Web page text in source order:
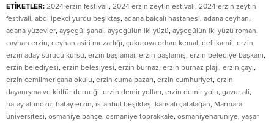
ETİKETLER: 2024 erzin festivali, 2024 erzin zeytin estivali, 2024 erzin zeytin
festivali, abdi ipekci yurdu beşiktaş, adana balcalı hastanesi, adana ceyhan,
adana yüzevler, ayşegül şanal, ayşegülün iki yüzü, ayşegülün iki yüzü roman,
cayhan erzin, ceyhan asiri mezarlığı, çukurova orhan kemal, deli kamil, erzin,
erzin aday sürücü kursu, erzin başlamaı, erzin başlamış, erzin belediye başkanı,
erzin belediyesi, erzin belesiyesi, erzin burnaz, erzin burnaz plajı, erzin çayı,
erzin cemilmeriçana okulu, erzin cuma pazarı, erzin cumhuriyet, erzin
dayanışma ve kültür derneği, erzin demir yolları, erzin demir yolu, gavur ali,
hatay altınözü, hatay erzin, istanbul beşiktaş, karisalı çatalağan, Marmara
üniversitesi, osmaniye bahçe, osmaniye toprakkale, osmaniyeharuniye, yaşar